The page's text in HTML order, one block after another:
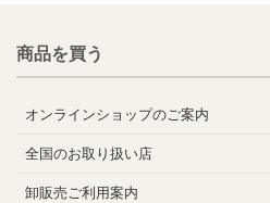
商品を買う
オンラインショップのご案内
全国のお取り扱い店
卸販売ご利用案内